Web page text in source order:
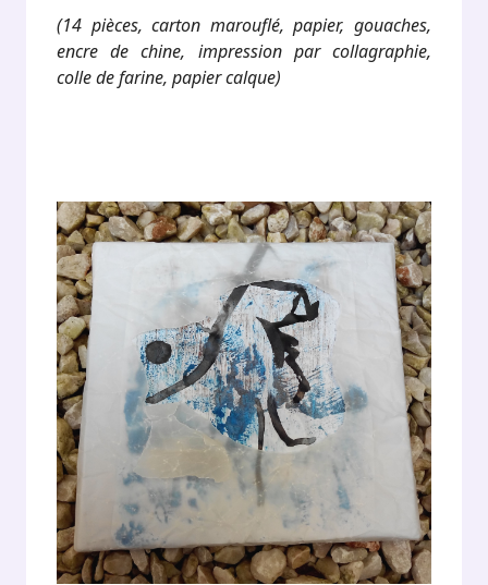
(14 pièces, carton marouflé, papier, gouaches,
encre de chine, impression par collagraphie,
colle de farine, papier calque)